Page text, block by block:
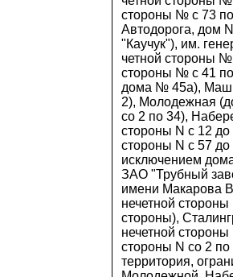
стороны № с 73
Автодорога, дом
"Каучук"), им.
четной стороны №
стороны № с 41
дома № 45а),
2), Молодежная
со 2 по 34),
стороны N с 12 до
стороны N с 57
исключением
ЗАО "Трубный
имени Макарова
нечетной
стороны),
нечетной стороны
стороны N со 2 по
территория,